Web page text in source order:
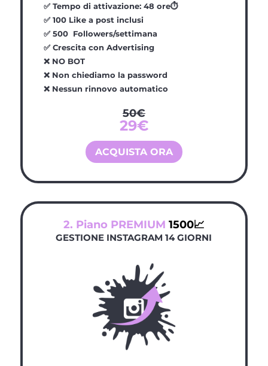
✅Tempo di attivazione: 48 ore⏱️
✅ 100 Like a post inclusi
✅500 Followers/settimana
✅Crescita con Advertising
❌ NO BOT
❌ Non chiediamo la password
❌ Nessun rinnovo automatico
50€
29€
ACQUISTA ORA
2. Piano PREMIUM 1500📈
GESTIONE INSTAGRAM 14 GIORNI